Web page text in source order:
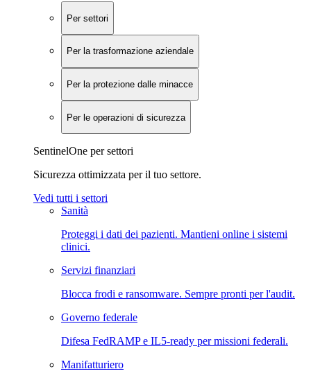
Per settori
Per la trasformazione aziendale
Per la protezione dalle minacce
Per le operazioni di sicurezza
SentinelOne per settori
Sicurezza ottimizzata per il tuo settore.
Vedi tutti i settori
Sanità
Proteggi i dati dei pazienti. Mantieni online i sistemi
clinici.
Servizi finanziari
Blocca frodi e ransomware. Sempre pronti per l'audit.
Governo federale
Difesa FedRAMP e IL5-ready per missioni federali.
Manifatturiero